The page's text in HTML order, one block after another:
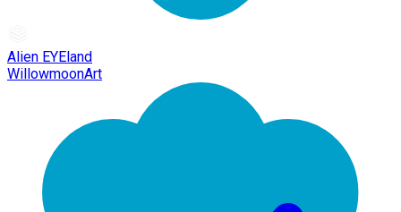
Alien EYEland
WillowmoonArt